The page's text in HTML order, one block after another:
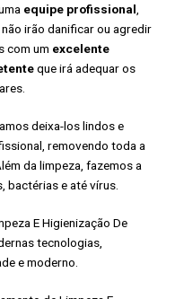
equipe profissional
não irão danificar ou agredir
com um excelente
que irá adequar os
deixa-los lindos e
removendo toda a
da limpeza, fazemos a
bactérias e até vírus.
E Higienização De
tecnologias,
e moderno.